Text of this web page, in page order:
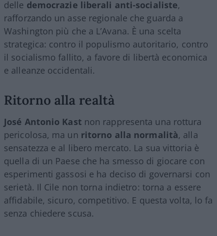
delle democrazie liberali anti-socialiste,
rafforzando un asse regionale che guarda a
Washington più che a L’Avana. È una scelta
strategica: contro il populismo autoritario, contro
il socialismo fallito, a favore di libertà economica
e alleanze occidentali.
Ritorno alla realtà
José Antonio Kast non rappresenta una rottura
pericolosa, ma un ritorno alla normalità, alla
sensatezza e al libero mercato. La sua vittoria è
quella di un Paese che ha smesso di giocare con
esperimenti gassosi e ha deciso di governarsi con
serietà. Il Cile non torna indietro: torna a essere
affidabile, sicuro, competitivo. E questa volta, lo fa
senza chiedere scusa.